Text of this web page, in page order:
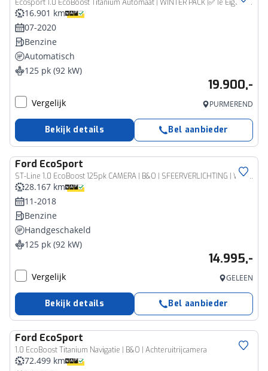
Ecosport 1.0 EcoBoost Titanium Automaat | WINTER PACK |✅ 1e Eigenaar
16.901 km
07-2020
Benzine
Automatisch
125 pk (92 kW)
19.900,-
Vergelijk PURMEREND
Bekijk details Bel aanbieder
Ford EcoSport
ST-Line 1.0 EcoBoost 125pk CAMERA | B&O | SFEERVERLICHTING | WINTER PACK | NAVI | APPLE CARPLAY
28.167 km
11-2018
Benzine
Handgeschakeld
125 pk (92 kW)
14.995,-
Vergelijk GELEEN
Bekijk details Bel aanbieder
Ford EcoSport
1.0 EcoBoost Titanium Navigatie | B&O | Achteruitrijcamera
72.499 km